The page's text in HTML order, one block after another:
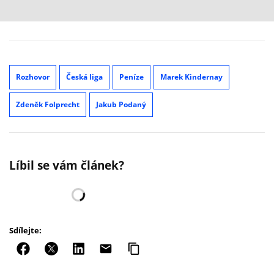
Rozhovor Česká liga Peníze Marek Kindernay
Zdeněk Folprecht Jakub Podaný
Líbil se vám článek?
Sdílejte: